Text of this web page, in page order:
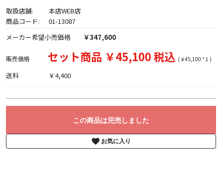
取扱店舗:
本店WEB店
商品コード:
01-13087
メーカー希望小売価格
￥347,600
販売価格 セット商品 ￥45,100 税込 (￥45,100 * 1 )
送料 ￥4,400
この商品は完売しました
お気に入り